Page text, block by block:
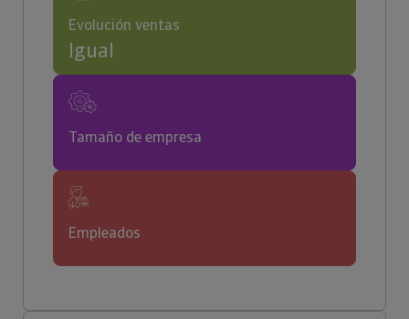
Evolución ventas
Igual
Tamaño de empresa
Empleados